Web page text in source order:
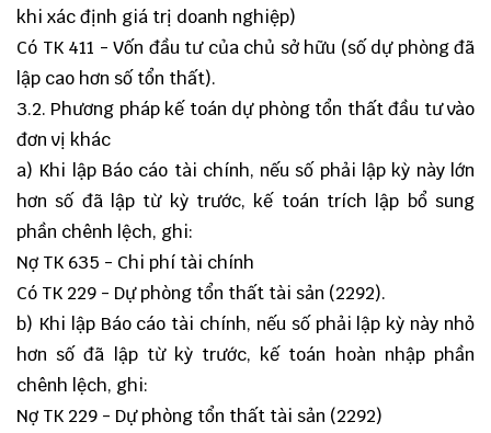
khi xác định giá trị doanh nghiệp)
Có TK 411 - Vốn đầu tư của chủ sở hữu (số dự phòng đã
lập cao hơn số tổn thất).
3.2. Phương pháp kế toán dự phòng tổn thất đầu tư vào
đơn vị khác
a) Khi lập Báo cáo tài chính, nếu số phải lập kỳ này lớn
hơn số đã lập từ kỳ trước, kế toán trích lập bổ sung
phần chênh lệch, ghi:
Nợ TK 635 - Chi phí tài chính
Có TK 229 - Dự phòng tổn thất tài sản (2292).
b) Khi lập Báo cáo tài chính, nếu số phải lập kỳ này nhỏ
hơn số đã lập từ kỳ trước, kế toán hoàn nhập phần
chênh lệch, ghi:
Nợ TK 229 - Dự phòng tổn thất tài sản (2292)